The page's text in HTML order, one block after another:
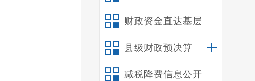
财政资金直达基层
县级财政预决算
减税降费信息公开